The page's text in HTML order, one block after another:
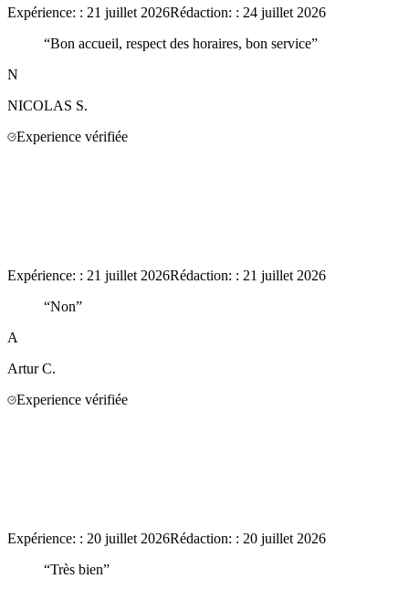
Expérience: : 21 juillet 2026Rédaction: : 24 juillet 2026
“Bon accueil, respect des horaires, bon service”
N
NICOLAS S.
Experience vérifiée
Expérience: : 21 juillet 2026Rédaction: : 21 juillet 2026
“Non”
A
Artur C.
Experience vérifiée
Expérience: : 20 juillet 2026Rédaction: : 20 juillet 2026
“Très bien”